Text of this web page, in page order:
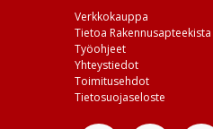
Verkkokauppa
Tietoa Rakennusapteekista
Työohjeet
Yhteystiedot
Toimitusehdot
Tietosuojaseloste